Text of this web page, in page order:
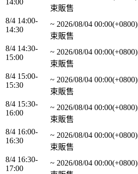
束販售
8/4 14:00-
14:30
~ 2026/08/04 00:00(+0800)
束販售
8/4 14:30-
15:00
~ 2026/08/04 00:00(+0800)
束販售
8/4 15:00-
15:30
~ 2026/08/04 00:00(+0800)
束販售
8/4 15:30-
16:00
~ 2026/08/04 00:00(+0800)
束販售
8/4 16:00-
16:30
~ 2026/08/04 00:00(+0800)
束販售
8/4 16:30-
17:00
~ 2026/08/04 00:00(+0800)